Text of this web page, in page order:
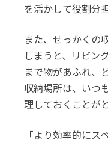
を活かして役割分
また、せっかくの
しまうと、リビン
まで物があふれ、
収納場所は、いつ
理しておくことが
「より効率的に